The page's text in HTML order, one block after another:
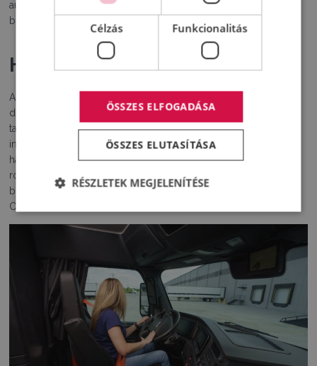
automatikus kapcsolása egyaránt javítják a látási viszonyokat, a
biztonságot és a vezetés kényelmét.
Hátratekint
A Cascadia ötödik nemzedéke már gyárilag a fejlett MirrorCam
digitális tükörrendszerével készülhet. Az ajtók fölé széles
tartókra szerelt kamerák tekintélyes méretű látómezővel,
infravörös technikával és vízlepergető bevonattal segítik a
hátralátást. A modern műszaki megoldás különösen éjszaka és
rossz időben siet hatékonyan a sofőr segítségére, nemcsak
biztonságosabbá, hanem kényelmesebbé is téve a legújabb
Cascadia vezetését.
Célzás Funkcionalitás
ÖSSZES ELFOGADÁSA
ÖSSZES ELUTASÍTÁSA
RÉSZLETEK MEGJELENÍTÉSE